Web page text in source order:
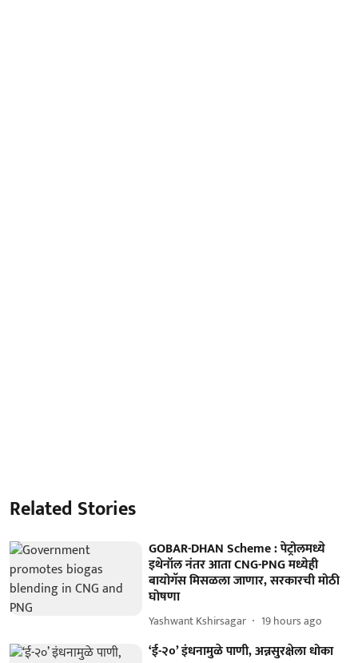
Related Stories
GOBAR-DHAN Scheme : पेट्रोलमध्ये
इथेनॉल नंतर आता CNG-PNG मध्येही
बायोगॅस मिसळला जाणार, सरकारची मोठी
घोषणा
Yashwant Kshirsagar 19 hours ago
‘ई-२०’ इंधनामुळे पाणी, अन्नसुरक्षेला धोका